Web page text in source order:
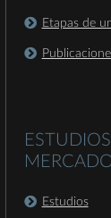
Etapas de
Estudios